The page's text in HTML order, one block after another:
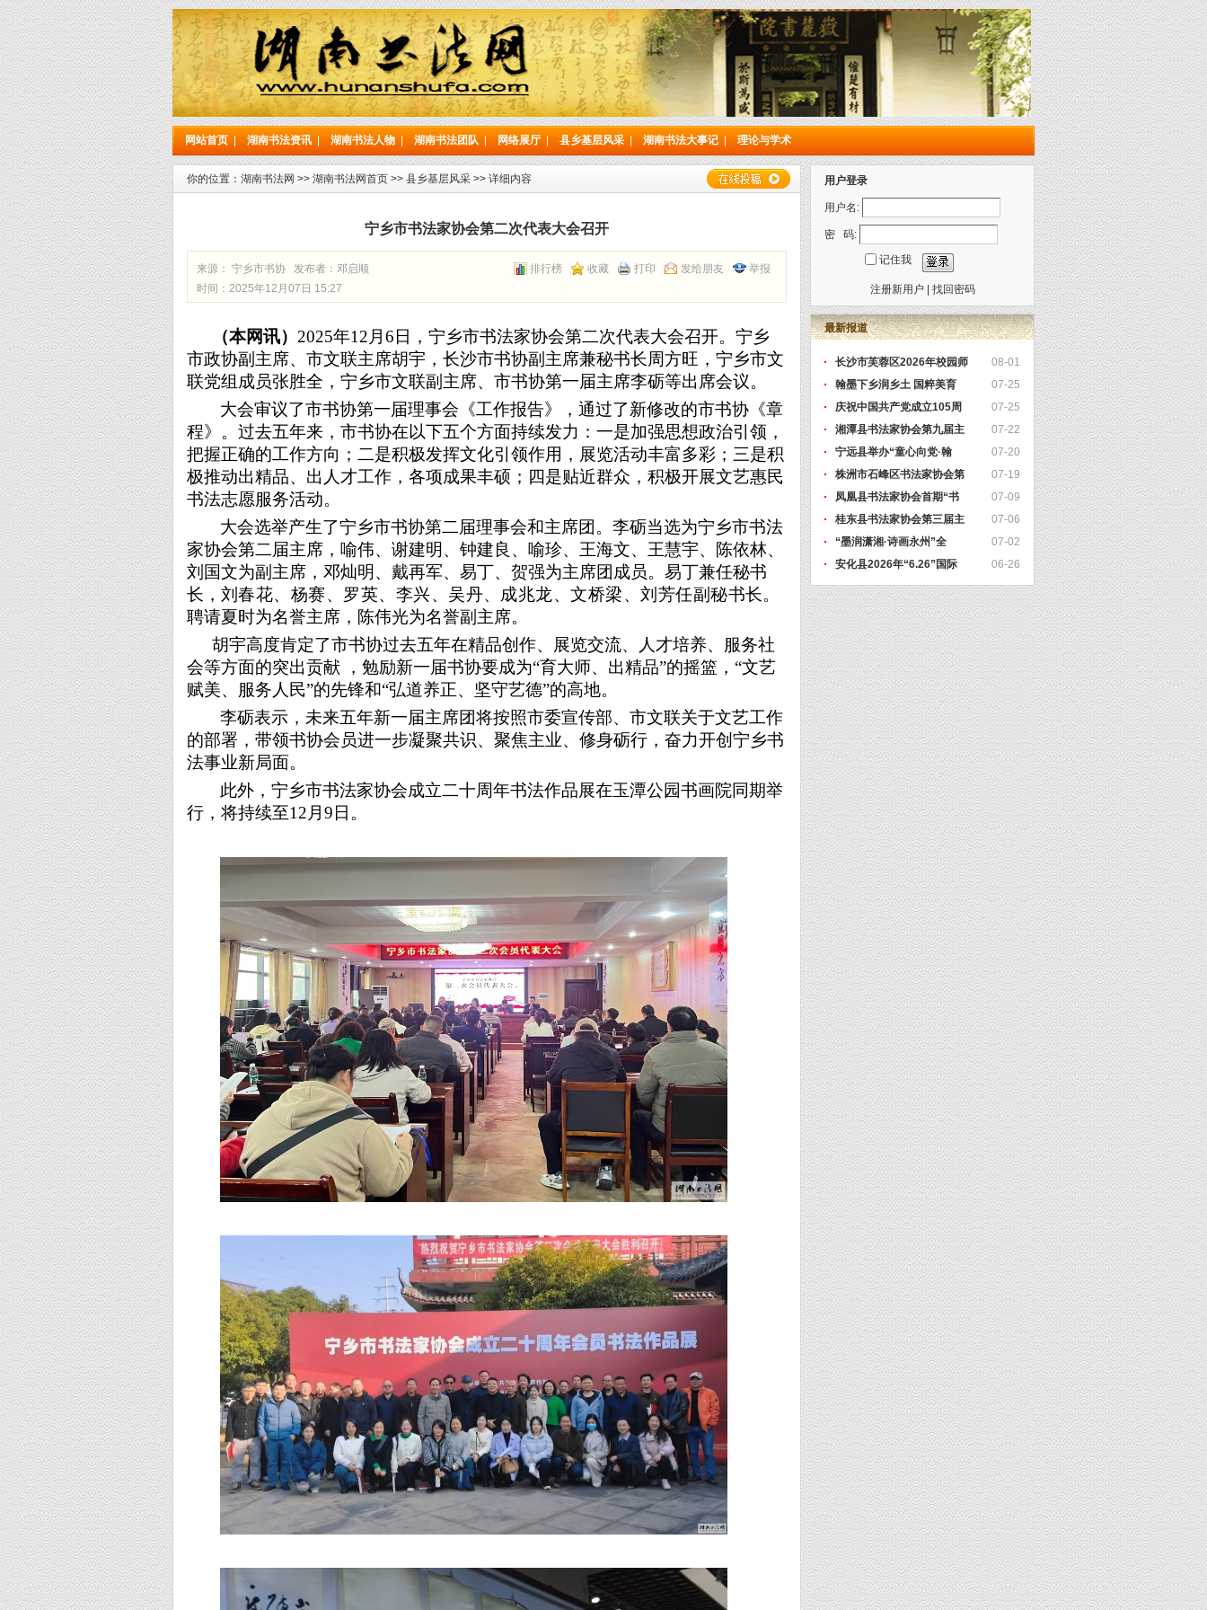
网站首页 湖南书法资讯 湖南书法人物 湖南书法团队 网络展厅 县乡基层风采 湖南书法大事记 理论与学术
你的位置： 湖南书法网 >> 湖南书法网首页 >> 县乡基层风采 >> 详细内容
宁乡市书法家协会第二次代表大会召开
排行榜 收藏 打印 发给朋友 举报
来源： 宁乡市书协 发布者： 邓启顺
时间：2025年12月07日 15:27
（本网讯） 2025年12月6日，宁乡市书法家协会第二次代表大会召开。宁乡
市政协副主席、市文联主席胡宇 ， 长沙市书协副主席兼秘书长周方旺， 宁乡市文
联党组成员张胜全 ， 宁乡市文联副主席、 市书协第一届主席李砺等出席会议。
大会审议了市书协第一届理事会《工作报告》 ，通过了新修改的市书协《章
程》 。 过去五年来，市书协在以下五个方面持续发力：一是加强思想政治引领，
把握正确的工作方向；二是积极发挥文化引领作用，展览活动丰富多彩；三是积
极推动出精品、出人才工作，各项成果丰硕；四是贴近群众，积极开展文艺惠民
书法志愿服务活动。
大会选举产生了宁乡市书协第二届理事会和主席团 。李砺当选为宁乡市书法
家协会第二届主席，喻伟、谢建明、钟建良、喻珍、王海文、王慧宇、陈依林、
刘国文为副主席，邓灿明、戴再军、易丁、贺强为主席团成员。 易丁兼任秘书
长， 刘春花、杨赛、罗英、李兴、吴丹、成兆龙、文桥梁、刘芳任副秘书长。
聘请夏时为名誉主席，陈伟光为名誉副主席。
胡宇高度肯定了市书协过去五年在精品创作、展览交流、人才培养、服务社
会等方面的突出贡献
，勉励新一届书协要成为“育大师、出精品”的摇篮，“文艺
赋美、服务人民”的先锋和“弘道养正、坚守艺德”的高地。
李砺表示，未来五年新一届主席团将按照市委宣传部、市文联关于文艺工作
的部署，带领书协会员进一步凝聚共识、聚焦主业、修身砺行，奋力开创宁乡书
法事业新局面。
此外，宁乡市书法家协会成立二十周年书法作品展在玉潭公园书画院同期举
行，将持续至12月9日。
用户登录
用户名:
密 码:
记住我
注册新用户 找回密码
最新报道
08-01
长沙市芙蓉区2026年校园师
07-25
翰墨下乡润乡土 国粹美育
07-25
庆祝中国共产党成立105周
07-22
湘潭县书法家协会第九届主
07-20
宁远县举办“童心向党·翰
07-19
株洲市石峰区书法家协会第
07-09
凤凰县书法家协会首期“书
07-06
桂东县书法家协会第三届主
07-02
“墨润潇湘·诗画永州”全
06-26
安化县2026年“6.26”国际